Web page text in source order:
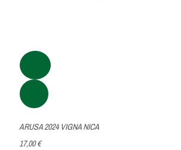
ARUSA 2024 VIGNA NICA
17,00 €